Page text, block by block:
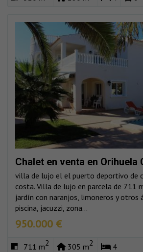
Chalet en venta en Orihuela
villa de lujo el el puerto deportivo de
costa. Villa de lujo en parcela de 711
jardín con naranjos, limoneros y otros
piscina, jacuzzi, zona...
950.000 €
711 m2 305 m2 4